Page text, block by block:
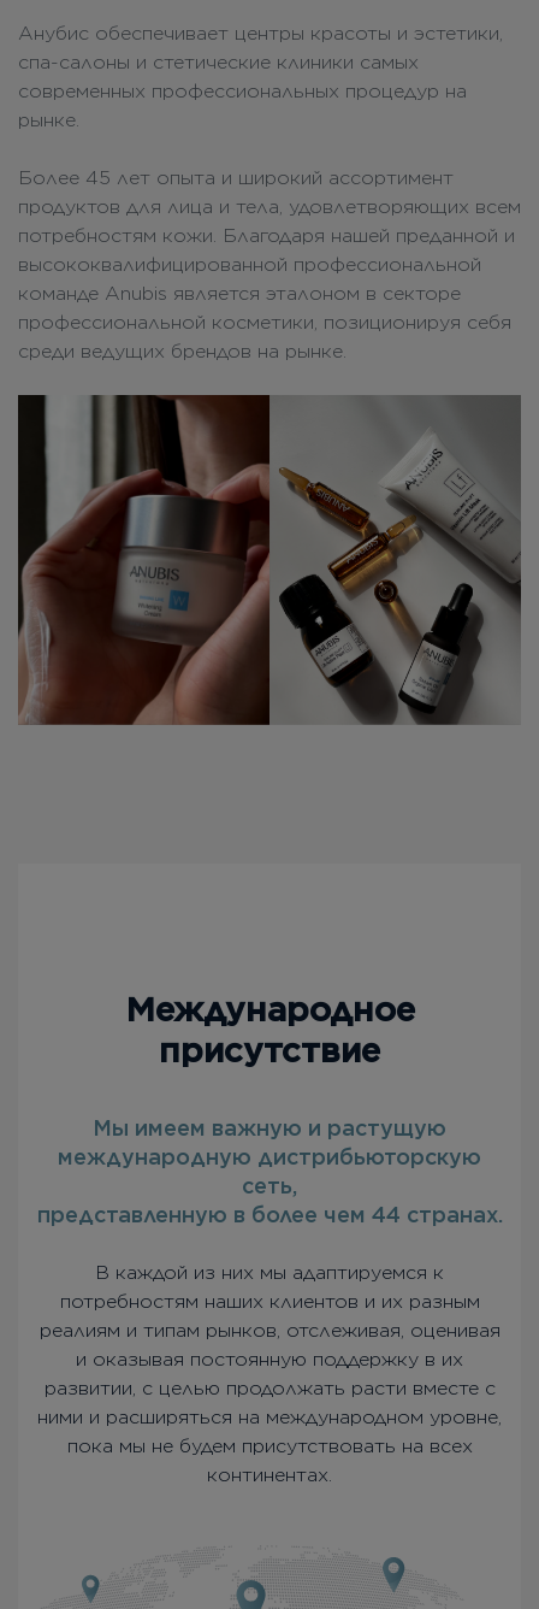
Анубис обеспечивает центры красоты и эстетики,
спа-салоны и стетические клиники самых
современных профессиональных процедур на
рынке.
Более 45 лет опыта и широкий ассортимент
продуктов для лица и тела, удовлетворяющих всем
потребностям кожи. Благодаря нашей преданной и
высококвалифицированной профессиональной
команде Anubis является эталоном в секторе
профессиональной косметики, позиционируя себя
среди ведущих брендов на рынке.
Международное
присутствие
Мы имеем важную и растущую
международную дистрибьюторскую
сеть,
представленную в более чем 44 странах.
В каждой из них мы адаптируемся к
потребностям наших клиентов и их разным
реалиям и типам рынков, отслеживая, оценивая
и оказывая постоянную поддержку в их
развитии, с целью продолжать расти вместе с
ними и расширяться на международном уровне,
пока мы не будем присутствовать на всех
континентах.